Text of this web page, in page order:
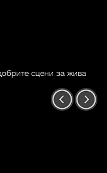
сцени за жива